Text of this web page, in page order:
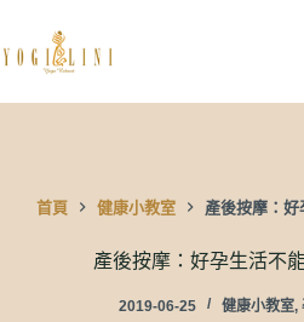
至
主
要
首頁 健康小教室 產後按摩：
產後按摩：好孕生活不
2019-06-25 健康小教室,